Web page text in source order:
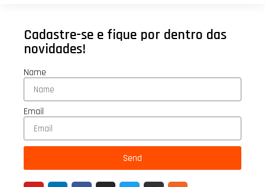
Cadastre-se e fique por dentro das
novidades!
Name
Email
Send